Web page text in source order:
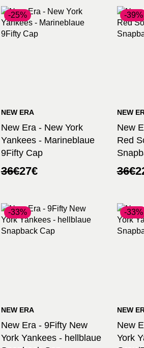
45€
30€.
36€
22€.
-25%
NEW ERA
New Era - New York
Yankees - Marineblaue
9Fifty Cap
36€
Ursprünglicher
36€
27€
Aktueller
27€.
-39%
NEW
New
Red
36€
36€
22€.
-33%
NEW ERA
New Era - 9Fifty New
York Yankees - hellblaue
-33%
NEW
New
York